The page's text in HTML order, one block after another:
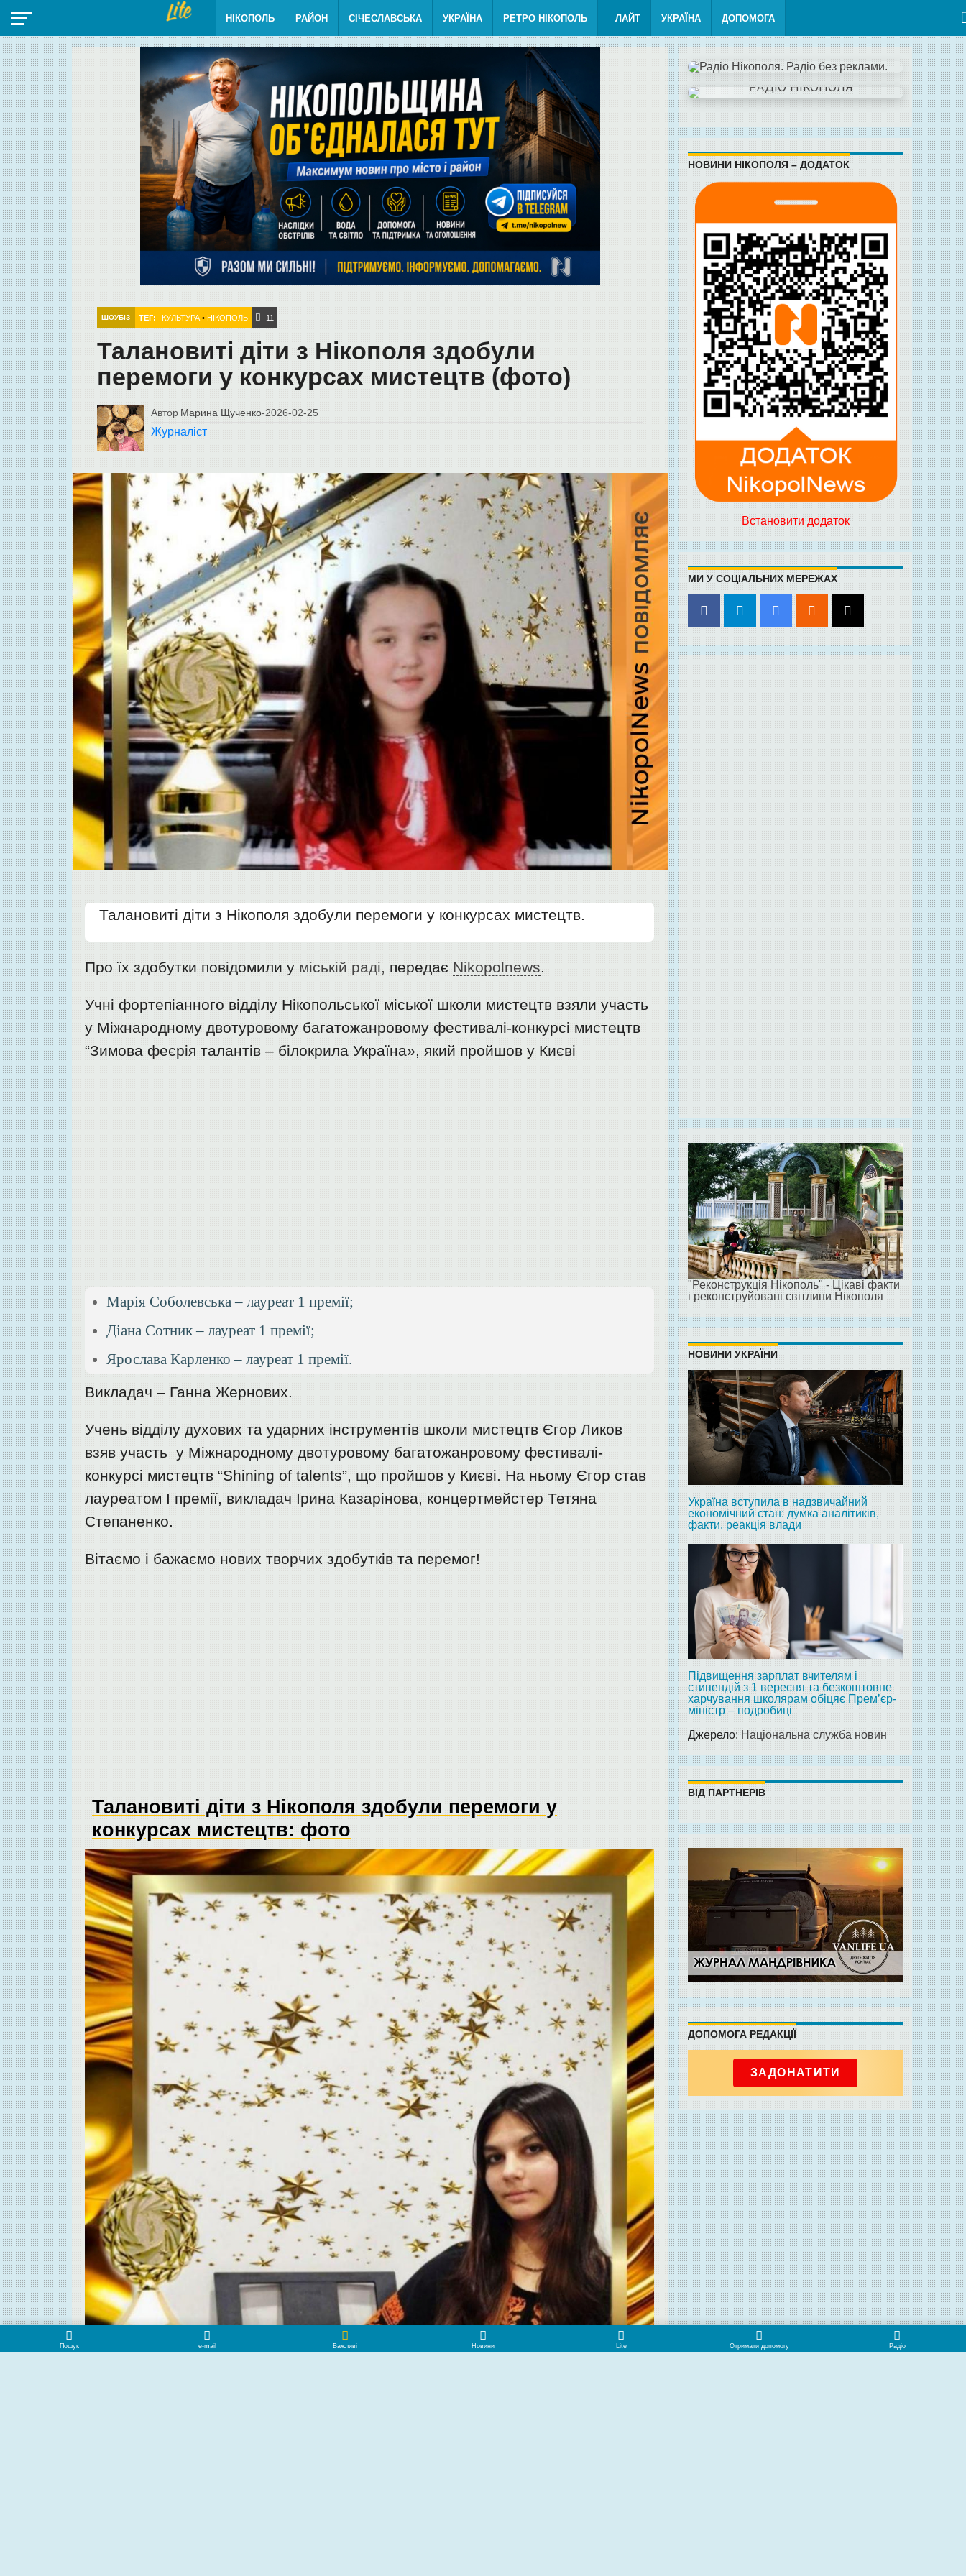
НІКОПОЛЬ РАЙОН СІЧЕСЛАВСЬКА УКРАЇНА РЕТРО НІКОПОЛЬ ЛАЙТ УКРАЇНА ДОПОМОГА
ШОУБІЗ ТЕГ: КУЛЬТУРА •НІКОПОЛЬ 11
Талановиті діти з Нікополя здобули
перемоги у конкурсах мистецтв (фото)
Автор Марина Щученко-2026-02-25
Журналіст
Талановиті діти з Нікополя здобули перемоги у конкурсах мистецтв.
Про їх здобутки повідомили у міській раді, передає Nikopolnews.
Учні фортепіанного відділу Нікопольської міської школи мистецтв взяли участь
у Міжнародному двотуровому багатожанровому фестивалі-конкурсі мистецтв
“Зимова феєрія талантів – білокрила Україна», який пройшов у Києві
Марія Соболевська – лауреат 1 премії;
Діана Сотник – лауреат 1 премії;
Ярослава Карленко – лауреат 1 премії.
Викладач – Ганна Жернових.
Учень відділу духових та ударних інструментів школи мистецтв Єгор Ликов
взяв участь у Міжнародному двотуровому багатожанровому фестивалі-
конкурсі мистецтв “Shining of talents”, що пройшов у Києві. На ньому Єгор став
лауреатом I премії, викладач Ірина Казарінова, концертмейстер Тетяна
Степаненко.
Вітаємо і бажаємо нових творчих здобутків та перемог!
Талановиті діти з Нікополя здобули перемоги у
конкурсах мистецтв: фото
НОВИНИ НІКОПОЛЯ – ДОДАТОК
Встановити додаток
МИ У СОЦІАЛЬНИХ МЕРЕЖАХ
"Реконструкція Нікополь" - Цікаві факти
і реконструйовані світлини Нікополя
НОВИНИ УКРАЇНИ
Україна вступила в надзвичайний
економічний стан: думка аналітиків,
факти, реакція влади
Підвищення зарплат вчителям і
стипендій з 1 вересня та безкоштовне
харчування школярам обіцяє Прем’єр-
міністр – подробиці
Джерело:Національна служба новин
ВІД ПАРТНЕРІВ
ДОПОМОГА РЕДАКЦІЇ
ЗАДОНАТИТИ